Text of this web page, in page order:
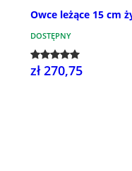
Owce leżące 15 cm
DOSTĘPNY
zł 270,75